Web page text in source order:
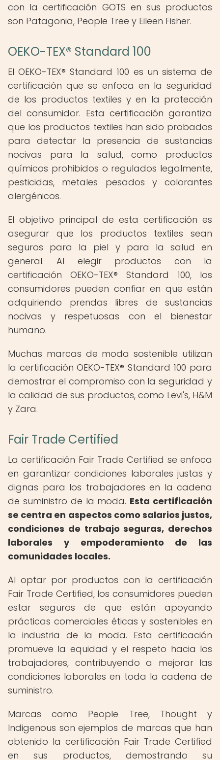
con la certificación GOTS en sus productos
son Patagonia, People Tree y Eileen Fisher.
OEKO-TEX® Standard 100
El OEKO-TEX® Standard 100 es un sistema de
certificación que se enfoca en la seguridad
de los productos textiles y en la protección
del consumidor. Esta certificación garantiza
que los productos textiles han sido probados
para detectar la presencia de sustancias
nocivas para la salud, como productos
químicos prohibidos o regulados legalmente,
pesticidas, metales pesados y colorantes
alergénicos.
El objetivo principal de esta certificación es
asegurar que los productos textiles sean
seguros para la piel y para la salud en
general. Al elegir productos con la
certificación OEKO-TEX® Standard 100, los
consumidores pueden confiar en que están
adquiriendo prendas libres de sustancias
nocivas y respetuosas con el bienestar
humano.
Muchas marcas de moda sostenible utilizan
la certificación OEKO-TEX® Standard 100 para
demostrar el compromiso con la seguridad y
la calidad de sus productos, como Levi's, H&M
y Zara.
Fair Trade Certified
La certificación Fair Trade Certified se enfoca
en garantizar condiciones laborales justas y
dignas para los trabajadores en la cadena
de suministro de la moda. Esta certificación
se centra en aspectos como salarios justos,
condiciones de trabajo seguras, derechos
laborales y empoderamiento de las
comunidades locales.
Al optar por productos con la certificación
Fair Trade Certified, los consumidores pueden
estar seguros de que están apoyando
prácticas comerciales éticas y sostenibles en
la industria de la moda. Esta certificación
promueve la equidad y el respeto hacia los
trabajadores, contribuyendo a mejorar las
condiciones laborales en toda la cadena de
suministro.
Marcas como People Tree, Thought y
Indigenous son ejemplos de marcas que han
obtenido la certificación Fair Trade Certified
en sus productos, demostrando su